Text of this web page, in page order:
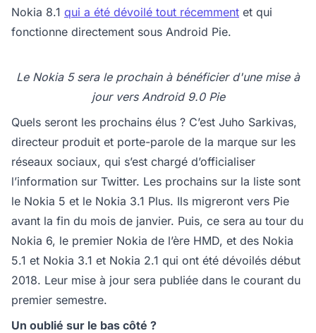
Nokia 8.1 qui a été dévoilé tout récemment et qui
fonctionne directement sous Android Pie.
Le Nokia 5 sera le prochain à bénéficier d'une mise à
jour vers Android 9.0 Pie
Quels seront les prochains élus ? C’est Juho Sarkivas,
directeur produit et porte-parole de la marque sur les
réseaux sociaux, qui s’est chargé d’officialiser
l’information sur Twitter. Les prochains sur la liste sont
le Nokia 5 et le Nokia 3.1 Plus. Ils migreront vers Pie
avant la fin du mois de janvier. Puis, ce sera au tour du
Nokia 6, le premier Nokia de l’ère HMD, et des Nokia
5.1 et Nokia 3.1 et Nokia 2.1 qui ont été dévoilés début
2018. Leur mise à jour sera publiée dans le courant du
premier semestre.
Un oublié sur le bas côté ?